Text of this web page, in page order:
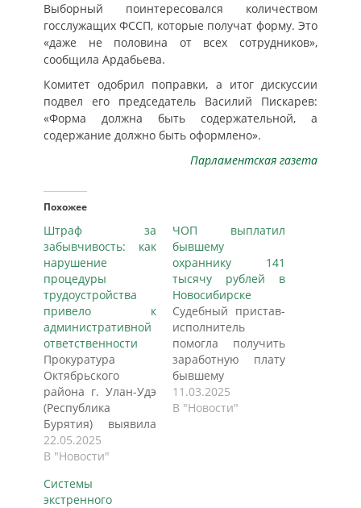
Выборный поинтересовался количеством
госслужащих ФССП, которые получат форму. Это
«даже не половина от всех сотрудников»,
сообщила Ардабьева.
Комитет одобрил поправки, а итог дискуссии
подвел его председатель Василий Пискарев:
«Форма должна быть содержательной, а
содержание должно быть оформлено».
Парламентская газета
Похожее
Штраф за
забывчивость: как
нарушение
процедуры
трудоустройства
привело к
административной
ответственности
Прокуратура
Октябрьского
района г. Улан-Удэ
(Республика
Бурятия) выявила
серьезное
нарушение при
бывшего
государственного
22.05.2025
В "Новости"
ЧОП выплатил
бывшему
охраннику 141
тысячу рублей в
Новосибирске
Судебный пристав-
исполнитель
помогла получить
заработную плату
бывшему
охраннику одного
из ЧОП в
11.03.2025
В "Новости"
Системы
экстренного